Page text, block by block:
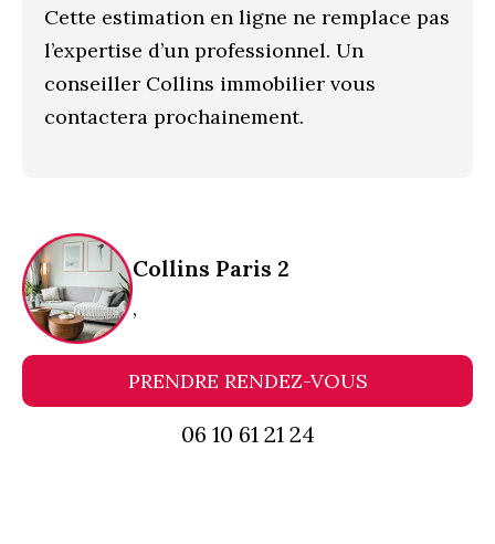
Cette estimation en ligne ne remplace pas
l’expertise d’un professionnel. Un
conseiller Collins immobilier vous
contactera prochainement.
Collins Paris 2
,
PRENDRE RENDEZ-VOUS
06 10 61 21 24